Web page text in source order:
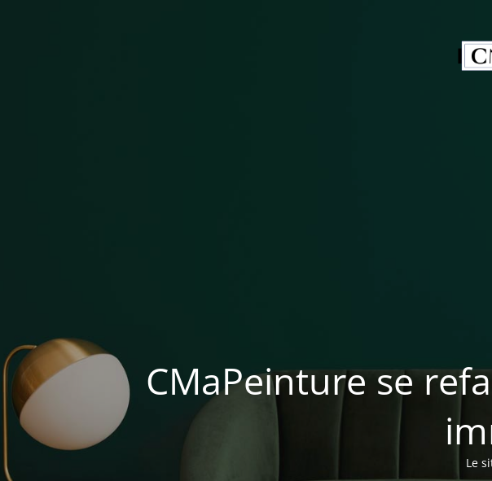
CMaPeinture se
Le